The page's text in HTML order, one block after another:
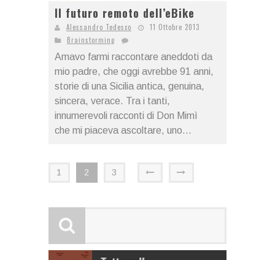
Il futuro remoto dell’eBike
Alessandro Tedesco
11 Ottobre 2013
Brainstorming
Amavo farmi raccontare aneddoti da
mio padre, che oggi avrebbe 91 anni,
storie di una Sicilia antica, genuina,
sincera, verace. Tra i tanti,
innumerevoli racconti di Don Mimì
che mi piaceva ascoltare, uno...
1 2 3